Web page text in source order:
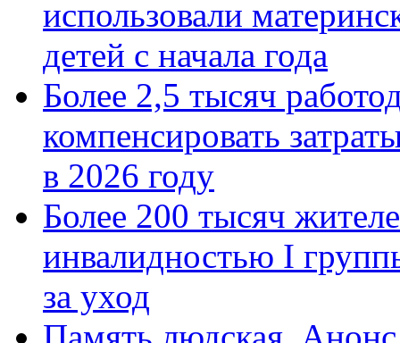
использовали
детей с начала года
Более 2,5 тысяч
компенсировать
в 2026 году
Более 200 тысяч
инвалидностью I
за уход